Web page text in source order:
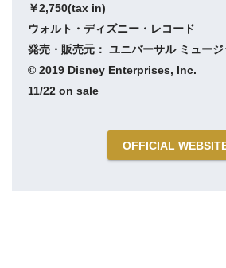
￥2,750(tax in)
ウォルト・ディズニー・レコード
発売・販売元： ユニバーサル ミュー
© 2019 Disney Enterprises, Inc.
11/22 on sale
OFFICIAL